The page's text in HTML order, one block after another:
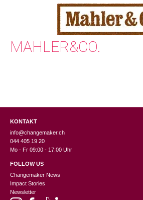
MAHLER&CO.
KONTAKT
info@changemaker.ch
044 405 19 20
Mo - Fr 09:00 - 17:00 Uhr
FOLLOW US
Changemaker News
Impact Stories
Newsletter